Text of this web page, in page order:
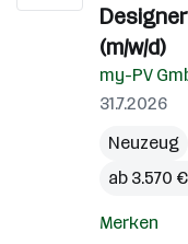
(m/w/d)
my-PV
31.7.2026
Neuzeug
ab 3.570
Merken